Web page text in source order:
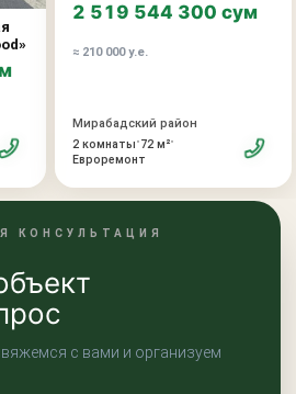
2 519 544 300 сум
≈ 210 000 у.е.
Мирабадский район
2 комнаты•72 м²•
Евроремонт
КОНСУЛЬТАЦИЯ
с вами и организуем